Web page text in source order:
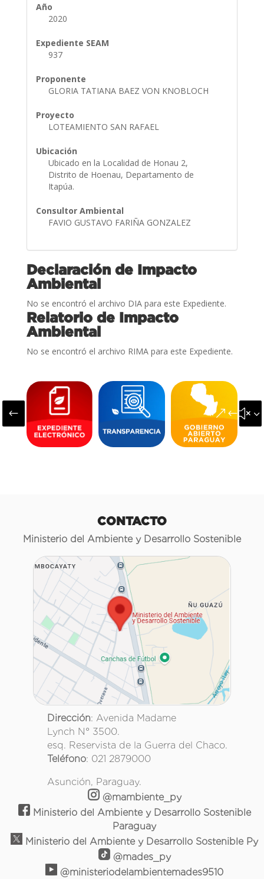
Año
2020
Expediente SEAM
937
Proponente
GLORIA TATIANA BAEZ VON KNOBLOCH
Proyecto
LOTEAMIENTO SAN RAFAEL
Ubicación
Ubicado en la Localidad de Honau 2,
Distrito de Hoenau, Departamento de
Itapúa.
Consultor Ambiental
FAVIO GUSTAVO FARIÑA GONZALEZ
Declaración de Impacto
Ambiental
No se encontró el archivo DIA para este Expediente.
Relatorio de Impacto
Ambiental
No se encontró el archivo RIMA para este Expediente.
#
CONTACTO
Ministerio del Ambiente y Desarrollo Sostenible
Dirección: Avenida Madame
Lynch N° 3500.
esq. Reservista de la Guerra del Chaco.
Teléfono: 021 2879000
Asunción, Paraguay.
@mambiente_py
Ministerio del Ambiente y Desarrollo Sostenible
Paraguay
Ministerio del Ambiente y Desarrollo Sostenible Py
@mades_py
@ministeriodelambientemades9510